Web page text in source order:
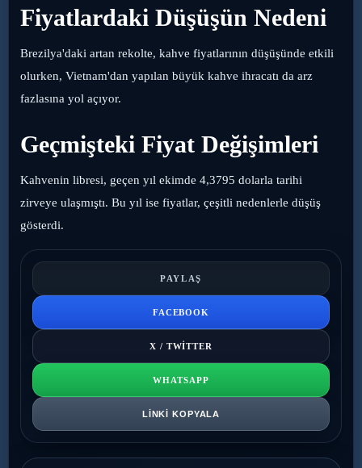
Fiyatlardaki Düşüşün Nedeni
Brezilya'daki artan rekolte, kahve fiyatlarının düşüşünde etkili
olurken, Vietnam'dan yapılan büyük kahve ihracatı da arz
fazlasına yol açıyor.
Geçmişteki Fiyat Değişimleri
Kahvenin libresi, geçen yıl ekimde 4,3795 dolarla tarihi
zirveye ulaşmıştı. Bu yıl ise fiyatlar, çeşitli nedenlerle düşüş
gösterdi.
PAYLAŞ
FACEBOOK
X / TWITTER
WHATSAPP
LINKI KOPYALA